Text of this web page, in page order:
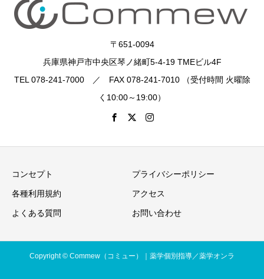
〒651-0094
兵庫県神戸市中央区琴ノ緒町5-4-19 TMEビル4F
TEL 078-241-7000 ／ FAX 078-241-7010 （受付時間 火曜除
く10:00～19:00）
コンセプト プライバシーポリシー
各種利用規約 アクセス
よくある質問 お問い合わせ
Copyright © Commew（コミュー）｜薬学個別指導／薬学オンラ